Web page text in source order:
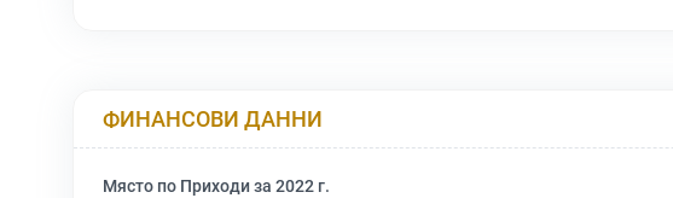
ФИНАНСОВИ ДАННИ
Място по Приходи за 2022 г.